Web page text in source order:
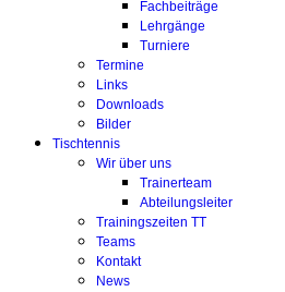
Fachbeiträge
Lehrgänge
Turniere
Termine
Links
Downloads
Bilder
Tischtennis
Wir über uns
Trainerteam
Abteilungsleiter
Trainingszeiten TT
Teams
Kontakt
News